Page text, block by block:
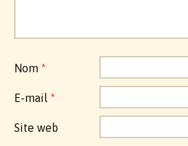
Nom *
E-mail *
Site web